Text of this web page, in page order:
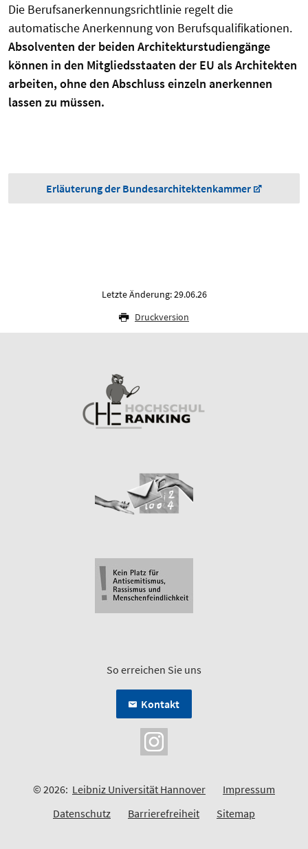
Die Berufsanerkennungsrichtlinie regelt die
automatische Anerkennung von Berufsqualifikationen.
Absolventen der beiden Architekturstudiengänge
können in den Mitgliedsstaaten der EU als Architekten
arbeiten, ohne den Abschluss einzeln anerkennen
lassen zu müssen.
Erläuterung der Bundesarchitektenkammer
Letzte Änderung: 29.06.26
Druckversion
So erreichen Sie uns
Kontakt
© 2026: Leibniz Universität Hannover
Impressum
Datenschutz
Barrierefreiheit Sitemap